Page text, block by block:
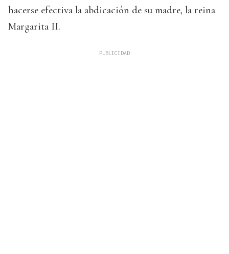
hacerse efectiva la abdicación de su madre, la reina
Margarita II.